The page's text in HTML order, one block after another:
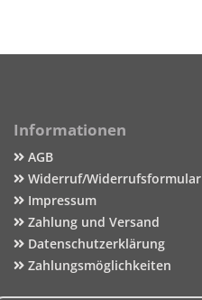
Informationen
AGB
Widerruf/Widerrufsformular
Impressum
Zahlung und Versand
Datenschutzerklärung
Zahlungsmöglichkeiten